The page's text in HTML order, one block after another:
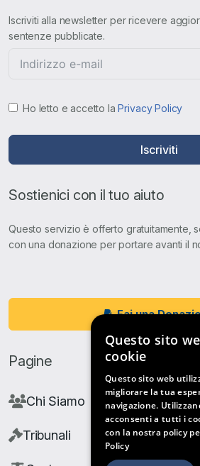
Iscriviti alla newsletter per ricevere
sentenze pubblicate.
Ho letto e accetto laPrivacy Policy
Iscriviti
Sostienici con il tuo aiuto
Questo servizio è offerto gratuitamente,
con una donazione per portare avanti il
Fai una
Pagine
Chi Siamo
Tribunali
Questo sito
cookie
Questo sito web
migliorare la tua
navigazione.
acconsenti a tutti i
con la nostra policy
Policy